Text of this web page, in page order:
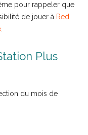
pour rappeler que
de jouer à Red
Plus
du mois de